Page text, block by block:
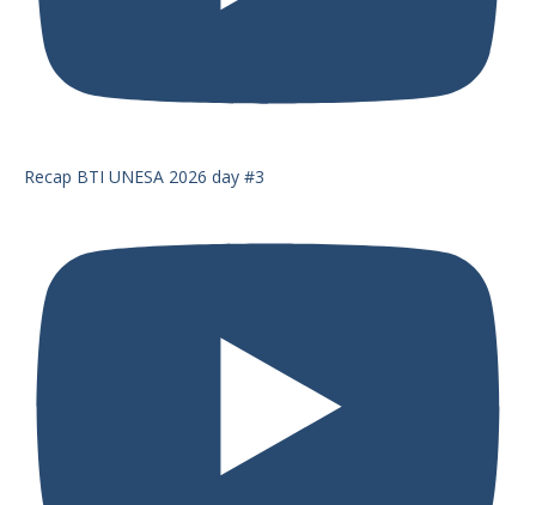
Recap BTI UNESA 2026 day #3